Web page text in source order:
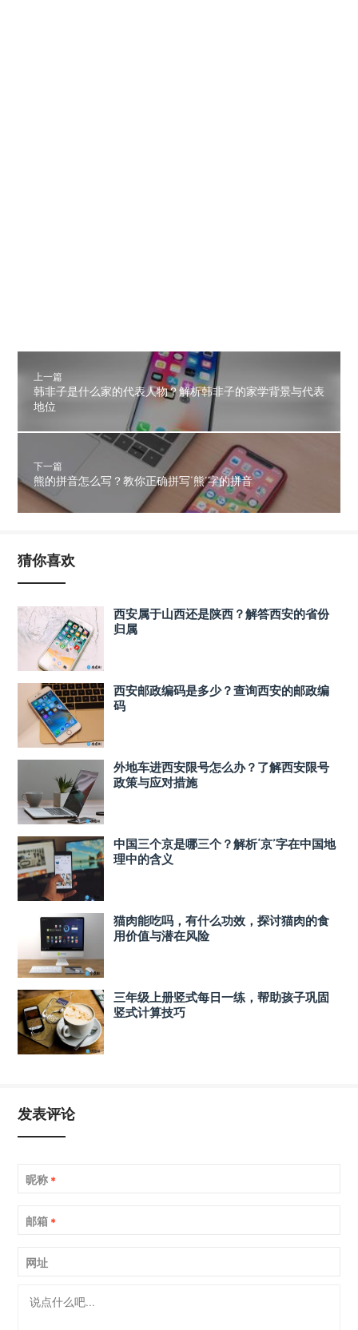
上一篇
韩非子是什么家的代表人物？解析韩非子的家学背景与代表
地位
下一篇
熊的拼音怎么写？教你正确拼写‘熊’字的拼音
猜你喜欢
西安属于山西还是陕西？解答西安的省份
归属
西安邮政编码是多少？查询西安的邮政编
码
外地车进西安限号怎么办？了解西安限号
政策与应对措施
中国三个京是哪三个？解析‘京’字在中国地
理中的含义
猫肉能吃吗，有什么功效，探讨猫肉的食
用价值与潜在风险
三年级上册竖式每日一练，帮助孩子巩固
竖式计算技巧
发表评论
昵称 *
邮箱 *
网址